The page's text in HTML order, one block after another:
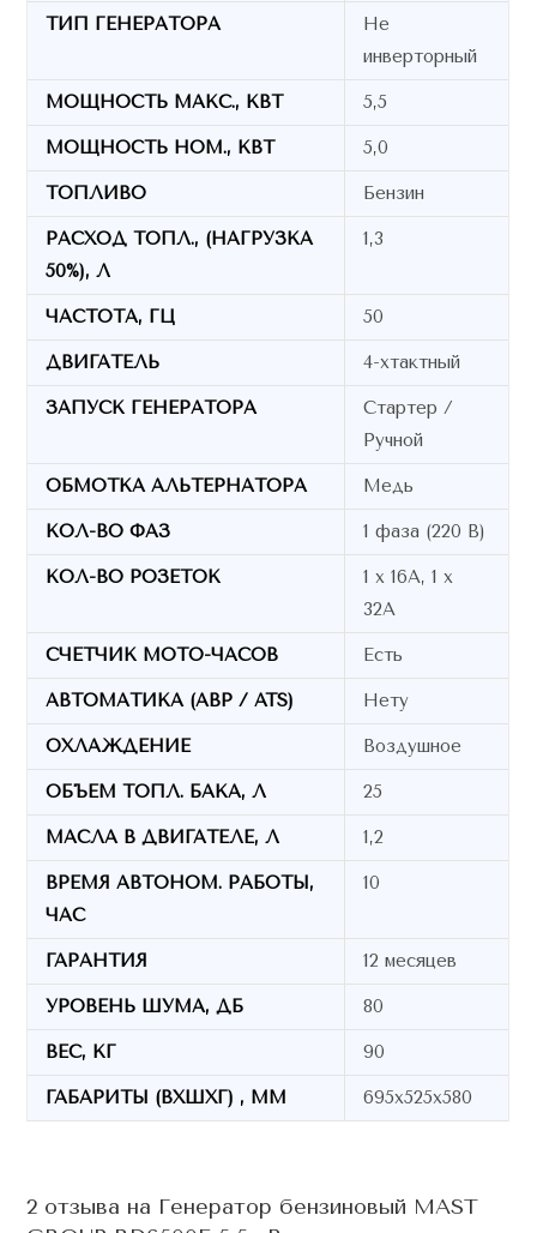
ТИП ГЕНЕРАТОРА
Не
инверторный
МОЩНОСТЬ МАКС., КВТ 5,5
МОЩНОСТЬ НОМ., КВТ 5,0
ТОПЛИВО Бензин
РАСХОД ТОПЛ., (НАГРУЗКА
50%), Л
1,3
ЧАСТОТА, ГЦ 50
ДВИГАТЕЛЬ 4-хтактный
ЗАПУСК ГЕНЕРАТОРА
Стартер /
Ручной
ОБМОТКА АЛЬТЕРНАТОРА Медь
КОЛ-ВО ФАЗ 1 фаза (220 В)
КОЛ-ВО РОЗЕТОК
1 х 16А, 1 х
32А
СЧЕТЧИК МОТО-ЧАСОВ Есть
АВТОМАТИКА (АВР / ATS) Нету
ОХЛАЖДЕНИЕ Воздушное
ОБЪЕМ ТОПЛ. БАКА, Л 25
МАСЛА В ДВИГАТЕЛЕ, Л 1,2
ВРЕМЯ АВТОНОМ. РАБОТЫ,
ЧАС
10
ГАРАНТИЯ 12 месяцев
УРОВЕНЬ ШУМА, ДБ 80
ВЕС, КГ 90
ГАБАРИТЫ (ВХШХГ) , ММ 695х525х580
2 отзыва на Генератор бензиновый MAST